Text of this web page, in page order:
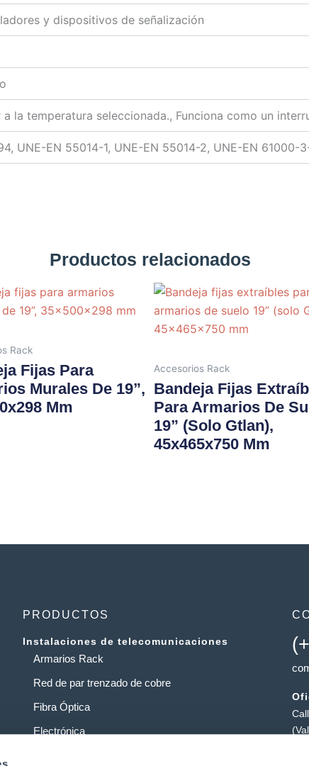
y dispositivos de señalización
la temperatura seleccionada., Funciona como un
UNE-EN 55014-1, UNE-EN 55014-2, UNE-EN 61000-
Productos relacionados
Rack
Fijas Para
Murales De 19”,
Mm
Accesorios Rack
Bandeja Fijas
Para Armarios De
19” (solo Gtlan),
45x465x750 Mm
PRODUCTOS
Instalaciones de telecomunicaciones
Armarios Rack
Red de par trenzado de cobre
Fibra Óptica
Electrónica